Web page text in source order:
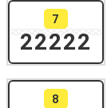
7
22222
8